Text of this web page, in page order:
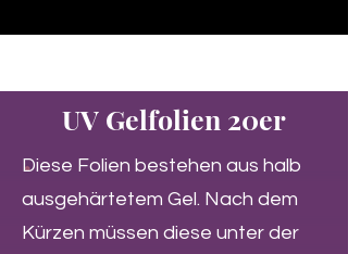
UV Gelfolien 20er
Diese Folien bestehen aus halb
ausgehärtetem Gel. Nach dem
Kürzen müssen diese unter der